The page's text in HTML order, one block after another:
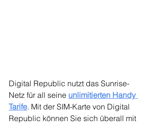
Digital Republic nutzt das Sunrise-
Netz für all seine unlimitierten Handy
Tarife. Mit der SIM-Karte von Digital
Republic können Sie sich überall mit